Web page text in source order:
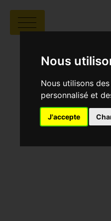
Nous
Nous utilisons
personnalisé et
J'accepte